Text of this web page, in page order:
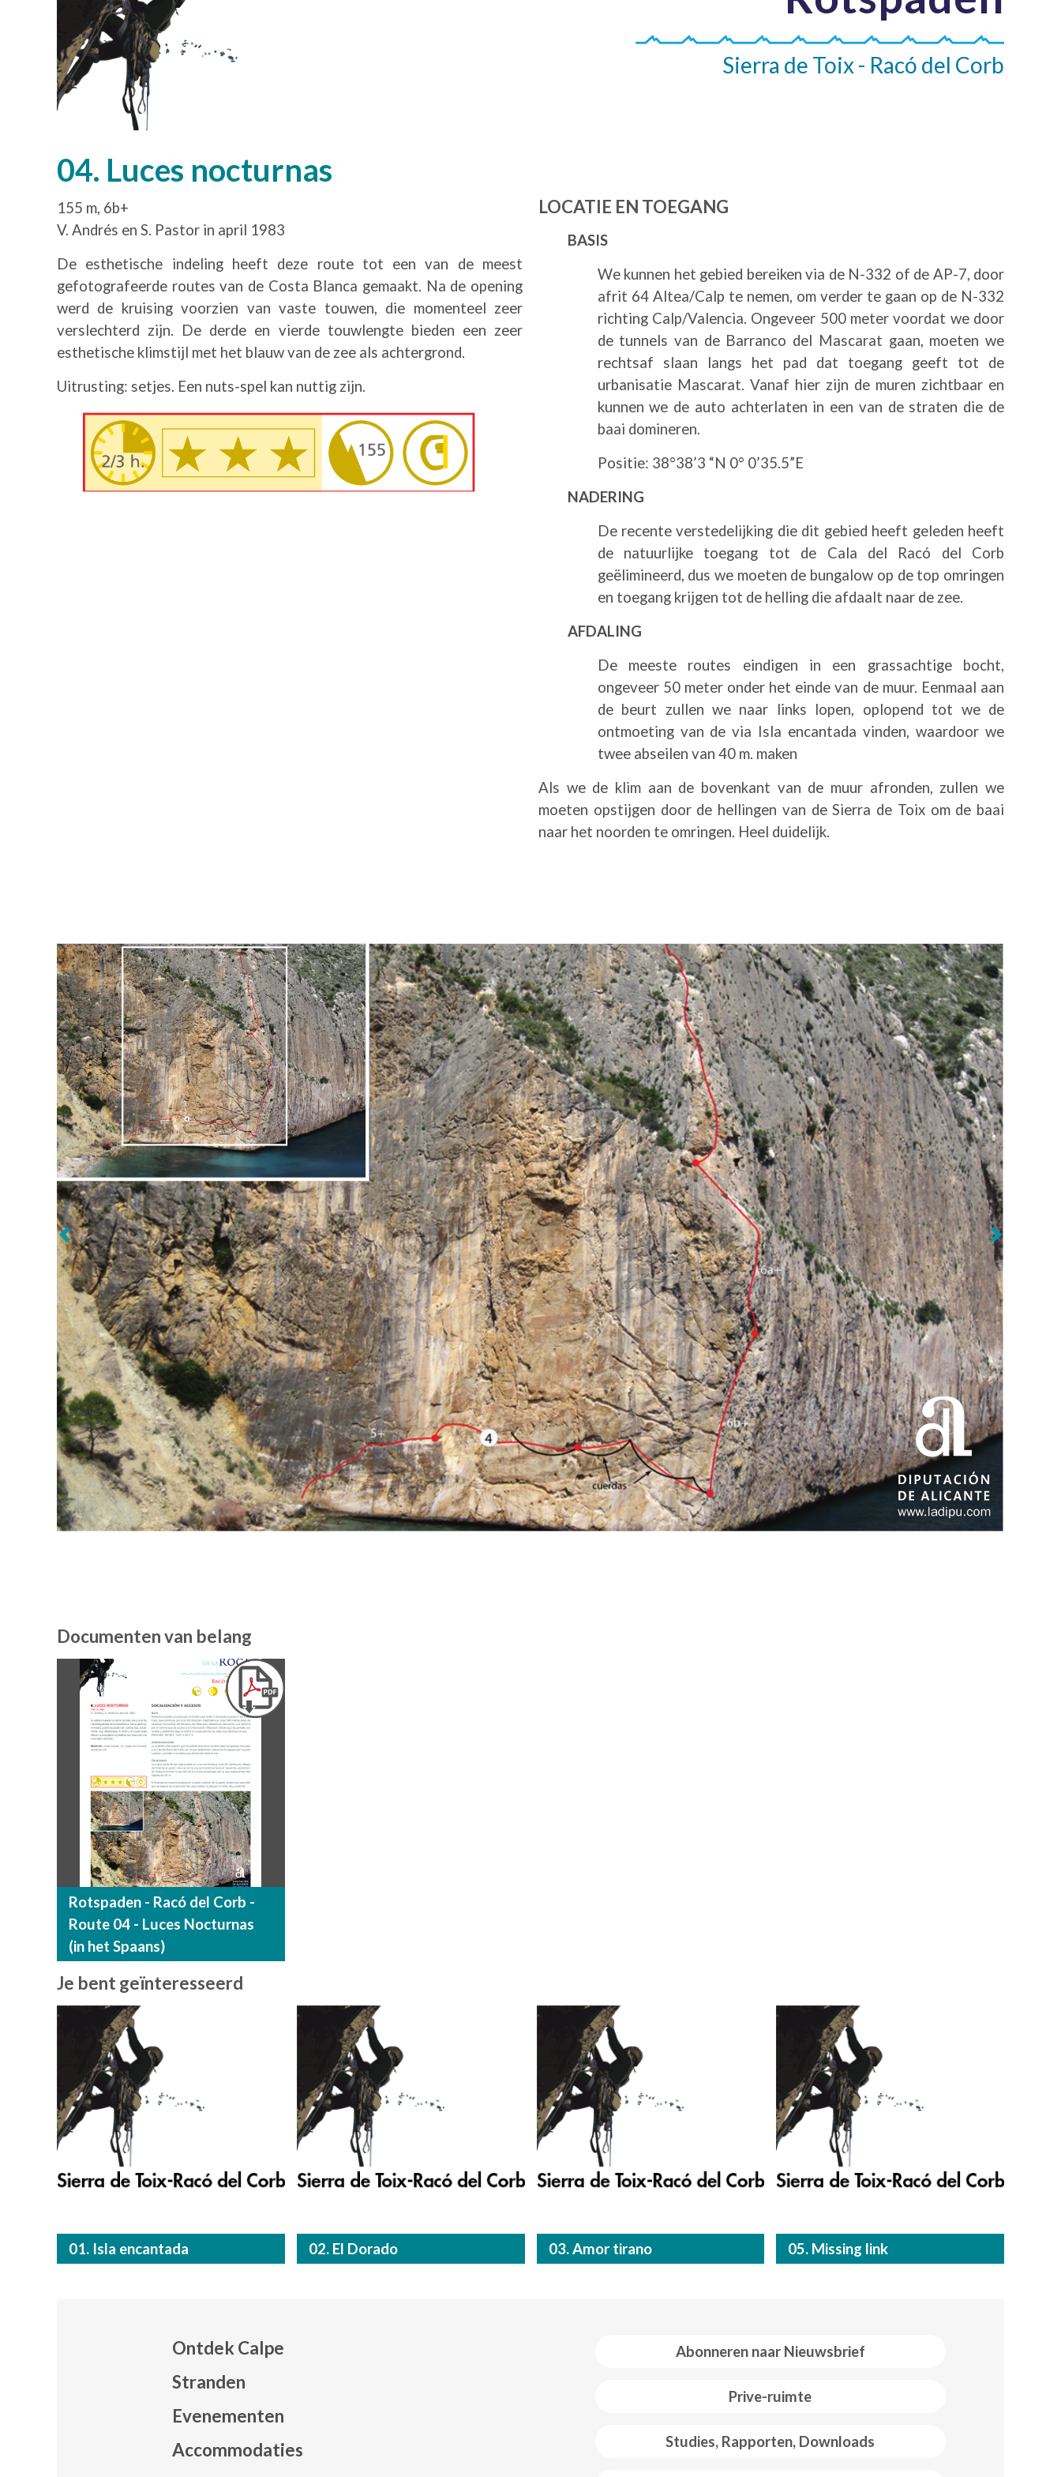
Sierra de Toix - Racó del Corb
04. Luces nocturnas
155 m, 6b+
V. Andrés en S. Pastor in april 1983
De esthetische indeling heeft deze route tot een van de meest
gefotografeerde routes van de Costa Blanca gemaakt. Na de opening
werd de kruising voorzien van vaste touwen, die momenteel zeer
verslechterd zijn. De derde en vierde touwlengte bieden een zeer
esthetische klimstijl met het blauw van de zee als achtergrond.
Uitrusting: setjes. Een nuts-spel kan nuttig zijn.
Afbeelding
LOCATIE EN TOEGANG
BASIS
We kunnen het gebied bereiken via de N-332 of de AP-7, door
afrit 64 Altea/Calp te nemen, om verder te gaan op de N-332
richting Calp/Valencia. Ongeveer 500 meter voordat we door
de tunnels van de Barranco del Mascarat gaan, moeten we
rechtsaf slaan langs het pad dat toegang geeft tot de
urbanisatie Mascarat. Vanaf hier zijn de muren zichtbaar en
kunnen we de auto achterlaten in een van de straten die de
baai domineren.
Positie: 38°38’3 “N 0° 0’35.5”E
NADERING
De recente verstedelijking die dit gebied heeft geleden heeft
de natuurlijke toegang tot de Cala del Racó del Corb
geëlimineerd, dus we moeten de bungalow op de top omringen
en toegang krijgen tot de helling die afdaalt naar de zee.
AFDALING
De meeste routes eindigen in een grassachtige bocht,
ongeveer 50 meter onder het einde van de muur. Eenmaal aan
de beurt zullen we naar links lopen, oplopend tot we de
ontmoeting van de via Isla encantada vinden, waardoor we
twee abseilen van 40 m. maken
Als we de klim aan de bovenkant van de muur afronden, zullen we
moeten opstijgen door de hellingen van de Sierra de Toix om de baai
naar het noorden te omringen. Heel duidelijk.
Vorige
Volgende
Documenten van belang
Rotspaden - Racó del Corb -
Route 04 - Luces Nocturnas
(in het Spaans)
Je bent geïnteresseerd
01. Isla encantada 02. El Dorado 03. Amor tirano 05. Missing link
Abonneren naar Nieuwsbrief
Prive-ruimte
Studies, Rapporten, Downloads
Ontdek Calpe
Stranden
Evenementen
Accommodaties